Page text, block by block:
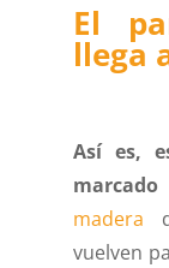
El
llega
Así es,
madera
vuelven